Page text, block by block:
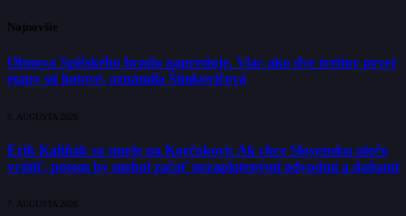
Najnovšie
Obnova Spišského hradu napreduje. Viac ako dve tretiny prvej
etapy sú hotové, oznámila Šimkovičová
8. AUGUSTA 2026
Erik Kaliňák sa smeje na Korčokovi: Ak chce Slovensku niečo
vrátiť, potom by mohol začať nezaplatenými odvodmi a daňami
7. AUGUSTA 2026